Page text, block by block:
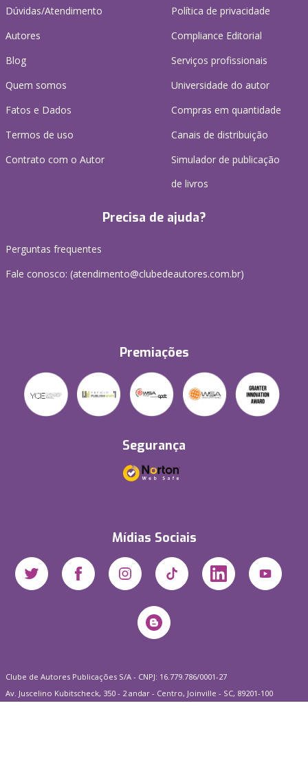
Dúvidas/Atendimento
Autores
Blog
Quem somos
Fatos e Dados
Termos de uso
Contrato com o Autor
Política de privacidade
Compliance Editorial
Serviços profissionais
Universidade do autor
Compras em quantidade
Canais de distribuição
Simulador de publicação
de livros
Precisa de ajuda?
Perguntas frequentes
Fale conosco: (atendimento@clubedeautores.com.br)
Premiações
Segurança
Mídias Sociais
Clube de Autores Publicações S/A - CNPJ: 16.779.786/0001-27
Av. Juscelino Kubitscheck, 350 - 2 andar - Centro, Joinville - SC, 89201-100